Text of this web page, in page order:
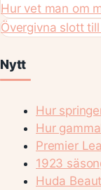
Hur vet man om
Övergivna slott
Nytt
Hur
Hur
Premier
1923
Huda